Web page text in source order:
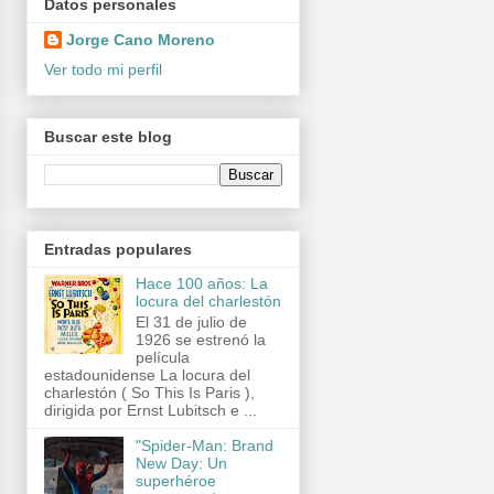
Datos personales
Jorge Cano Moreno
Ver todo mi perfil
Buscar este blog
Entradas populares
Hace 100 años: La
locura del charlestón
El 31 de julio de
1926 se estrenó la
película
estadounidense La locura del
charlestón ( So This Is Paris ),
dirigida por Ernst Lubitsch e ...
"Spider-Man: Brand
New Day: Un
superhéroe